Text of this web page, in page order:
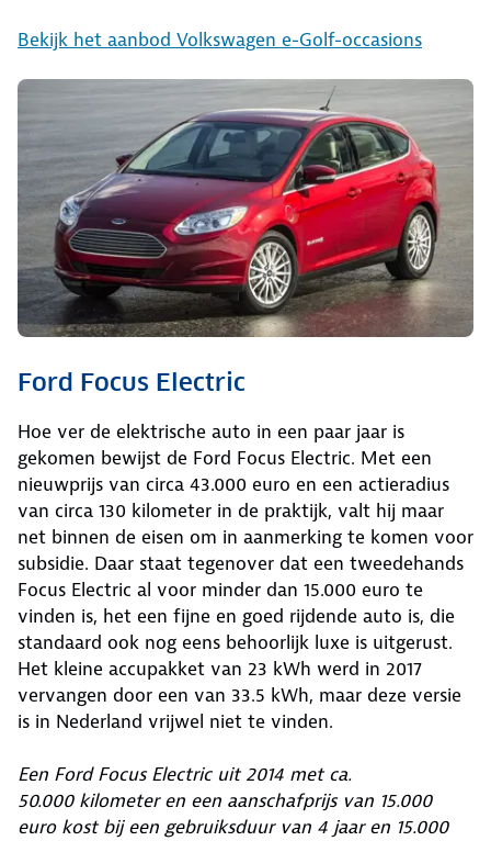
Bekijk het aanbod Volkswagen e-Golf-occasions
Ford Focus Electric
Hoe ver de elektrische auto in een paar jaar is
gekomen bewijst de Ford Focus Electric. Met een
nieuwprijs van circa 43.000 euro en een actieradius
van circa 130 kilometer in de praktijk, valt hij maar
net binnen de eisen om in aanmerking te komen voor
subsidie. Daar staat tegenover dat een tweedehands
Focus Electric al voor minder dan 15.000 euro te
vinden is, het een fijne en goed rijdende auto is, die
standaard ook nog eens behoorlijk luxe is uitgerust.
Het kleine accupakket van 23 kWh werd in 2017
vervangen door een van 33.5 kWh, maar deze versie
is in Nederland vrijwel niet te vinden.
Een Ford Focus Electric uit 2014 met ca.
50.000 kilometer en een aanschafprijs van 15.000
euro kost bij een gebruiksduur van 4 jaar en 15.000